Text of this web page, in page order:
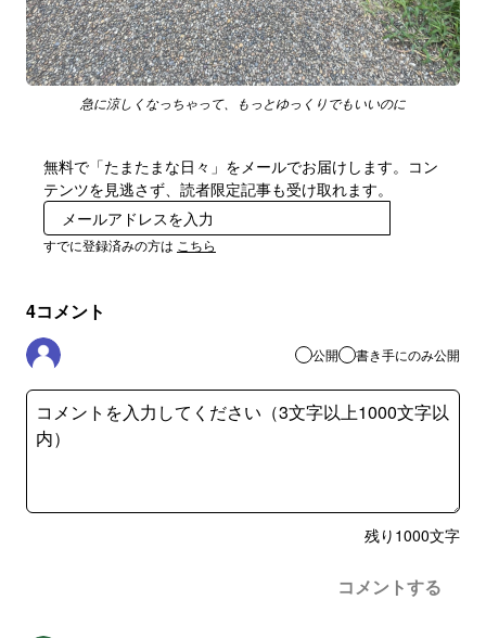
急に涼しくなっちゃって、もっとゆっくりでもいいのに
無料で「たまたまな日々」をメールでお届けします。コン
テンツを見逃さず、読者限定記事も受け取れます。
すでに登録済みの方は こちら
4コメント
公開 書き手にのみ公開
残り 1000文字
コメントする